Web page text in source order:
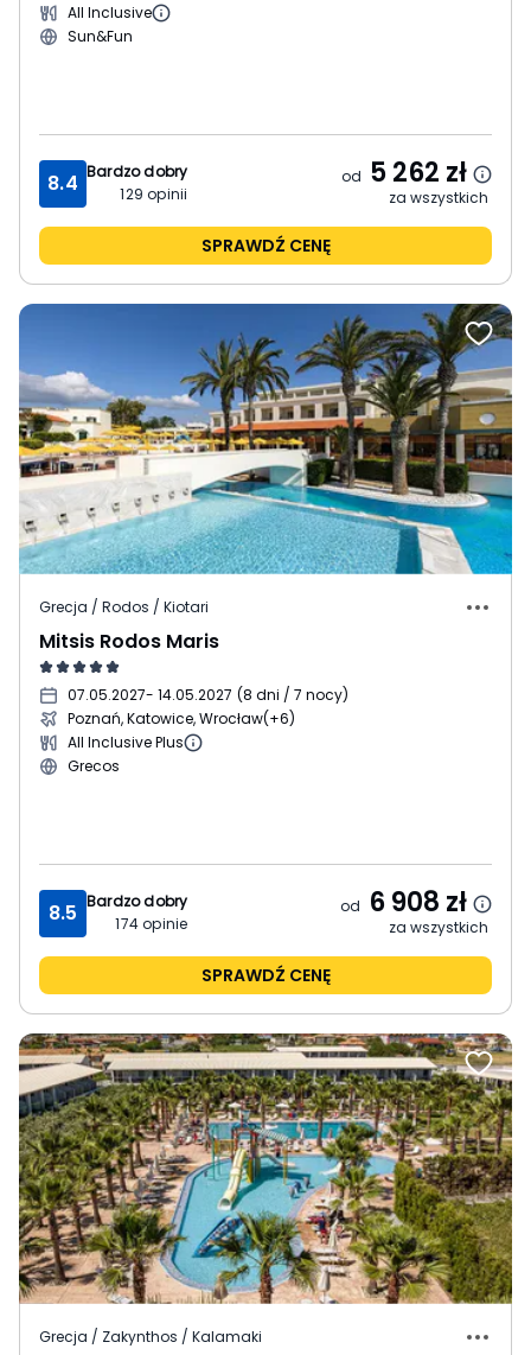
All Inclusive
Sun&Fun
8.4 Bardzo dobry
129 opinii
od 5 262 zł
za wszystkich
SPRAWDŹ CENĘ
Grecja / Rodos / Kiotari
Mitsis Rodos Maris
07.05.2027- 14.05.2027 (8 dni / 7 nocy)
Poznań, Katowice, Wrocław(+6)
All Inclusive Plus
Grecos
8.5 Bardzo dobry
174opinie
od 6 908 zł
za wszystkich
SPRAWDŹ CENĘ
Grecja / Zakynthos / Kalamaki